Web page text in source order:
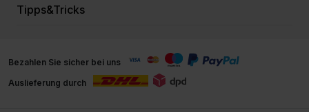
Tipps&Tricks
Bezahlen Sie sicher bei uns
Auslieferung durch